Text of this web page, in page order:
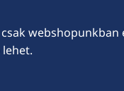
webshopunkban